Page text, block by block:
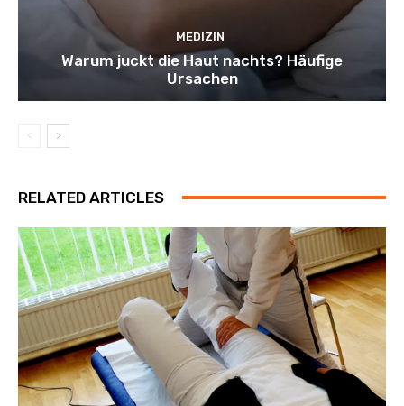
MEDIZIN
Warum juckt die Haut nachts? Häufige
Ursachen
RELATED ARTICLES